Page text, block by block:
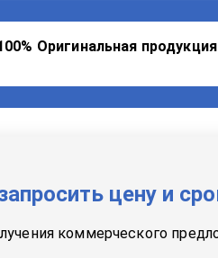
Оригинальная продукция
цену и
коммерческого